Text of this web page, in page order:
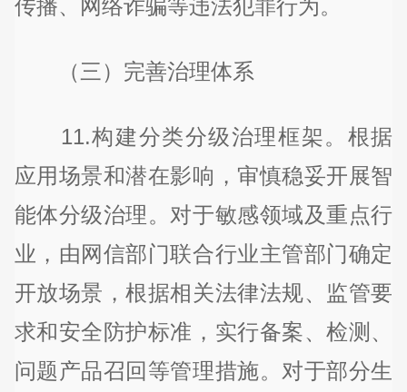
传播、网络诈骗等违法犯罪行为。
（三）完善治理体系
11.构建分类分级治理框架。根据
应用场景和潜在影响，审慎稳妥开展智
能体分级治理。对于敏感领域及重点行
业，由网信部门联合行业主管部门确定
开放场景，根据相关法律法规、监管要
求和安全防护标准，实行备案、检测、
问题产品召回等管理措施。对于部分生